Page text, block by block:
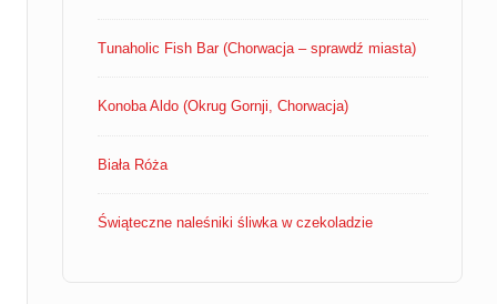
Tunaholic Fish Bar (Chorwacja – sprawdź miasta)
Konoba Aldo (Okrug Gornji, Chorwacja)
Biała Róża
Świąteczne naleśniki śliwka w czekoladzie